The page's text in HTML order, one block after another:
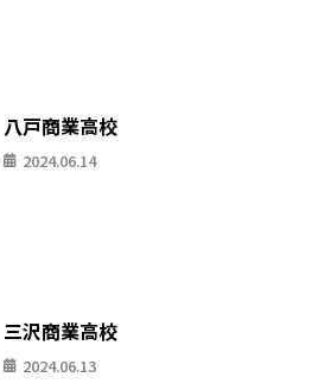
八戸商業高校
2024.06.14
三沢商業高校
2024.06.13